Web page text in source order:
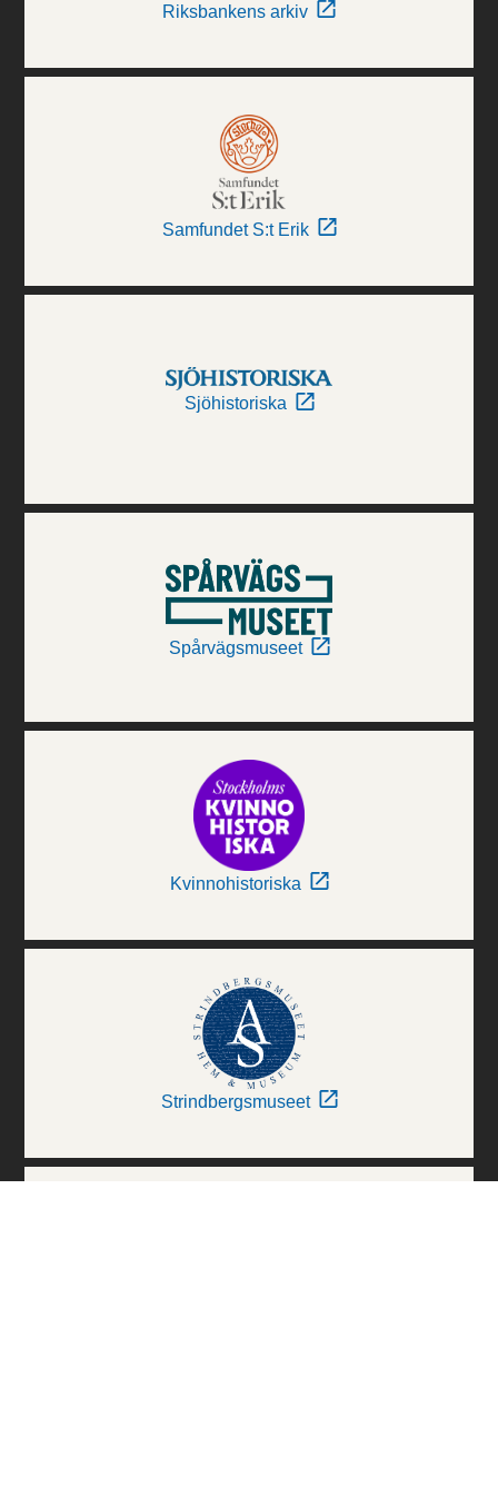
Riksbankens arkiv
Samfundet S:t Erik
Sjöhistoriska
Spårvägsmuseet
Kvinnohistoriska
Strindbergsmuseet